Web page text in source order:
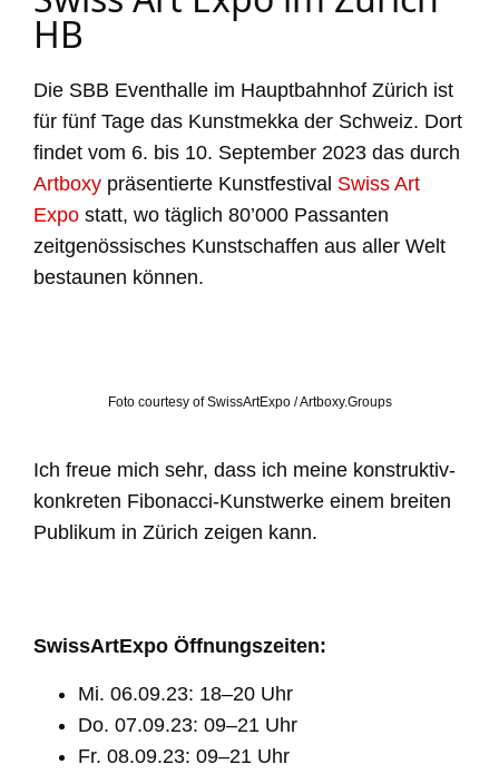
HB
Die SBB Eventhalle im Hauptbahnhof Zürich ist
für fünf Tage das Kunstmekka der Schweiz. Dort
findet vom 6. bis 10. September 2023 das durch
Artboxy präsentierte Kunstfestival Swiss Art
Expo statt, wo täglich 80’000 Passanten
zeitgenössisches Kunstschaffen aus aller Welt
bestaunen können.
Foto courtesy of SwissArtExpo / Artboxy.Groups
Ich freue mich sehr, dass ich meine konstruktiv-
konkreten Fibonacci-Kunstwerke einem breiten
Publikum in Zürich zeigen kann.
SwissArtExpo Öffnungszeiten:
Mi. 06.09.23: 18–20 Uhr
Do. 07.09.23: 09–21 Uhr
Fr. 08.09.23: 09–21 Uhr